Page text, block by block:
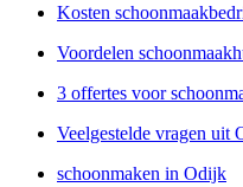
Kosten
Voordelen
3 offertes voor
Veelgestelde vragen uit
schoonmaken in Odijk